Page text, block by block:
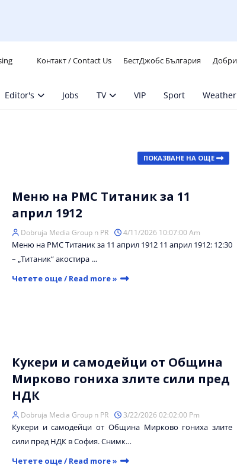
Контакт / Contact Us БестДжобс България
Editor's Jobs TV VIP Sport Weather
ПОКАЗВАНЕ НА ОЩЕ
Меню на РМС Титаник за 11
април 1912
Dobruja Media Group n PR 4/11/2026 10:07:00 Am
Меню на РМС Титаник за 11 април 1912 11 април 1912: 12:30
– „Титаник“ акостира …
Четете още / Read more »
Кукери и самодейци от Община
Мирково гониха злите сили пред
НДК
Dobruja Media Group n PR 3/22/2026 02:02:00 Pm
Кукери и самодейци от Община Мирково гониха злите
сили пред НДК в София. Снимк…
Четете още / Read more »